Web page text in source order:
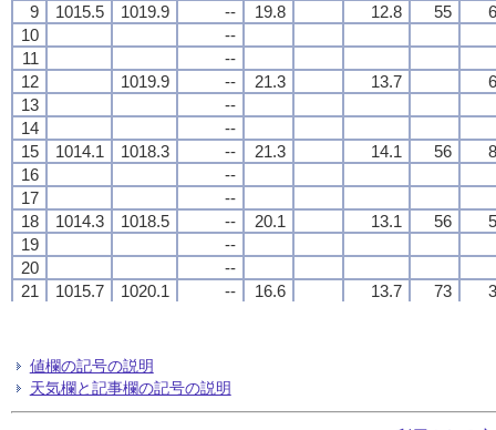
9
1015.5 1019.9 -- 19.8 12.8 55
10
--
11
--
12
1019.9 -- 21.3 13.7
13
--
14
--
15
1014.1 1018.3 -- 21.3 14.1 56
16
--
17
--
18
1014.3 1018.5 -- 20.1 13.1 56
19
--
20
--
21
1015.7 1020.1 -- 16.6 13.7 73
24
1020.4
9
1015.5 1019.9 -- 19.8 12.8 55
10
--
11
--
12
1019.9 -- 21.3 13.7
13
--
14
--
15
1014.1 1018.3 -- 21.3 14.1 56
16
--
17
--
18
1014.3 1018.5 -- 20.1 13.1 56
19
--
20
--
21
1015.7 1020.1 -- 16.6 13.7 73
24
1020.4
9
1015.5 1019.9 -- 19.8 12.8 55
10
--
11
--
12
1019.9 -- 21.3 13.7
13
--
14
--
15
1014.1 1018.3 -- 21.3 14.1 56
16
--
17
--
18
1014.3 1018.5 -- 20.1 13.1 56
19
--
20
--
21
1015.7 1020.1 -- 16.6 13.7 73
24
1020.4
9
1015.5 1019.9 -- 19.8 12.8 55
10
--
11
--
12
1019.9 -- 21.3 13.7
13
--
14
--
15
1014.1 1018.3 -- 21.3 14.1 56
16
--
17
--
18
1014.3 1018.5 -- 20.1 13.1 56
19
--
20
--
21
1015.7 1020.1 -- 16.6 13.7 73
24
1020.4
値欄の記号の説明
天気欄と記事欄の記号の説明